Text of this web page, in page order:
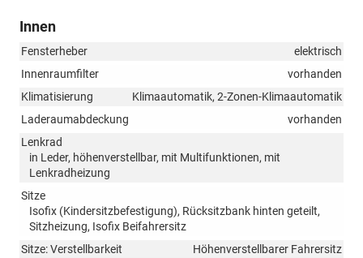
Innen
Fensterheber
elektrisch
Innenraumfilter
vorhanden
Klimatisierung
Klimaautomatik, 2-Zonen-Klimaautomatik
Laderaumabdeckung
vorhanden
Lenkrad
in Leder, höhenverstellbar, mit Multifunktionen, mit
Lenkradheizung
Sitze
Isofix (Kindersitzbefestigung), Rücksitzbank hinten geteilt,
Sitzheizung, Isofix Beifahrersitz
Sitze: Verstellbarkeit
Höhenverstellbarer Fahrersitz